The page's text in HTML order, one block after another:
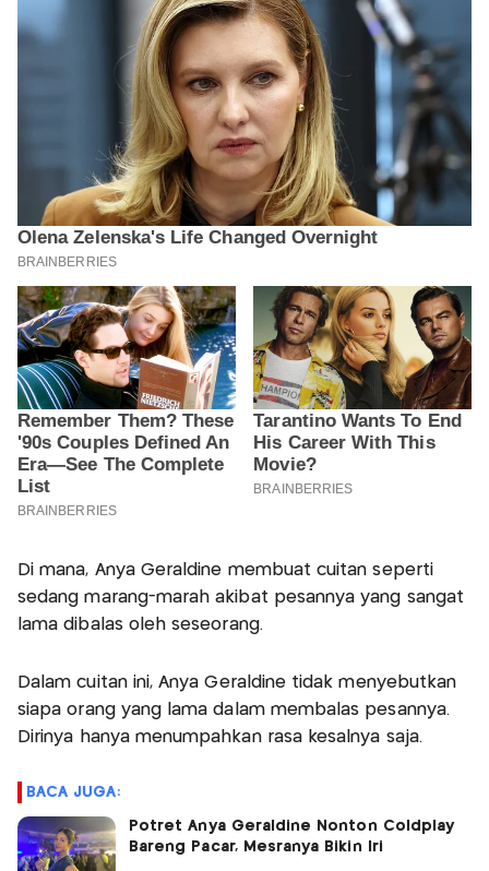
Di mana, Anya Geraldine membuat cuitan seperti
sedang marang-marah akibat pesannya yang sangat
lama dibalas oleh seseorang.
Dalam cuitan ini, Anya Geraldine tidak menyebutkan
siapa orang yang lama dalam membalas pesannya.
Dirinya hanya menumpahkan rasa kesalnya saja.
BACA JUGA:
Potret Anya Geraldine Nonton Coldplay
Bareng Pacar, Mesranya Bikin Iri